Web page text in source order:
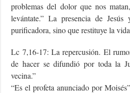
problemas del dolor que nos
levántate.” La presencia de
purificadora, sino que restituye la
Lc 7,16-17: La repercusión. El
de hacer se difundió por toda la
vecina.”
“Es el profeta anunciado por